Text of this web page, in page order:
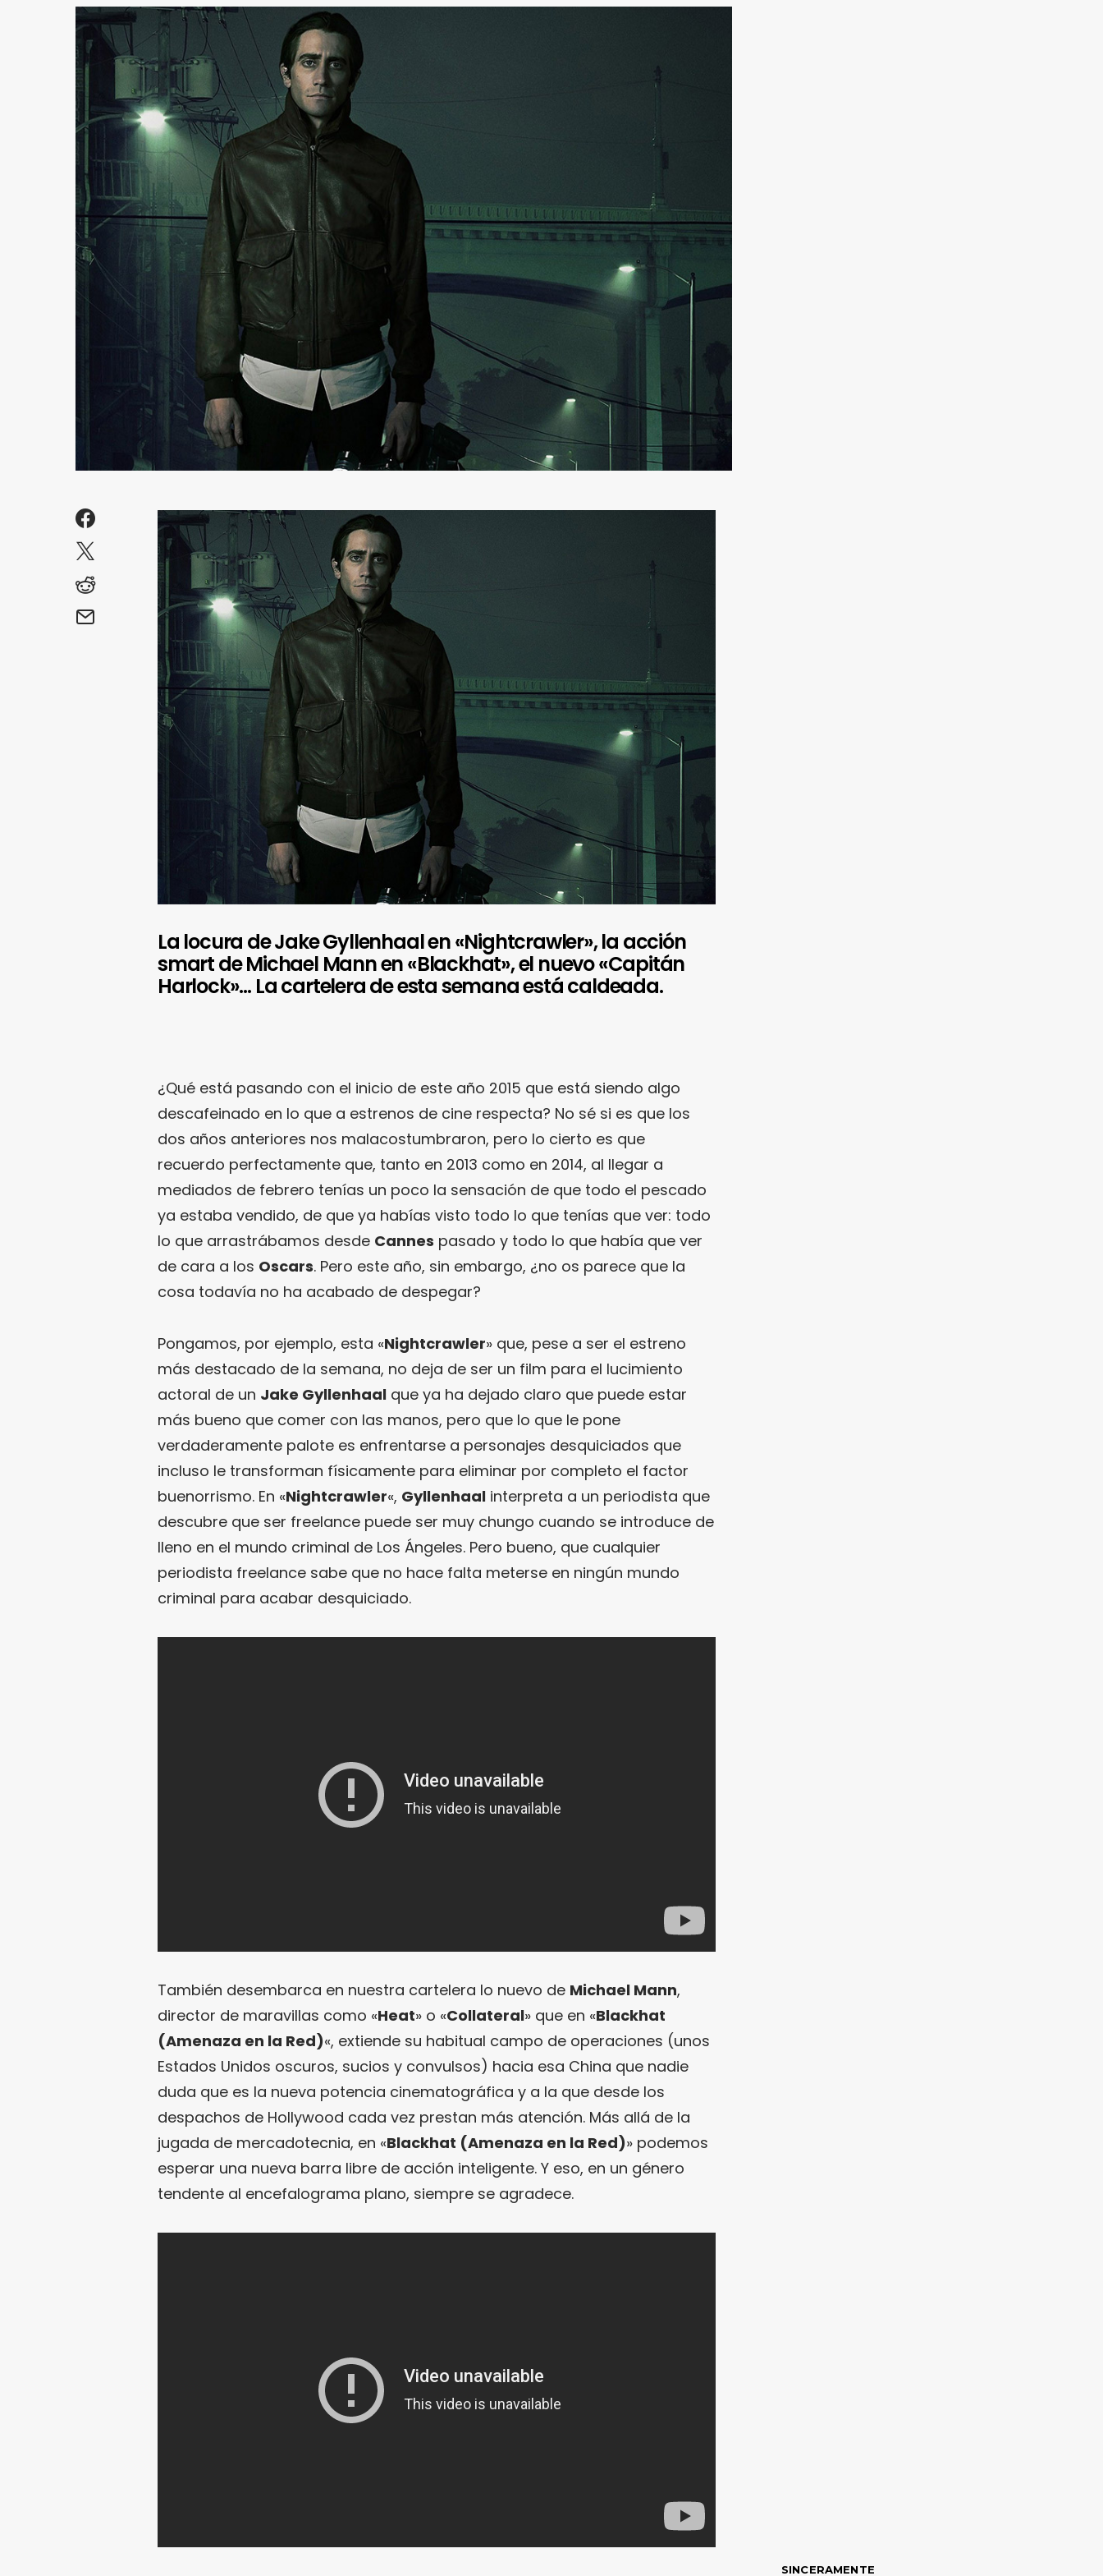
La locura de Jake Gyllenhaal en «Nightcrawler», la acción
smart de Michael Mann en «Blackhat», el nuevo «Capitán
Harlock»… La cartelera de esta semana está caldeada.
¿Qué está pasando con el inicio de este año 2015 que está siendo algo
descafeinado en lo que a estrenos de cine respecta? No sé si es que los
dos años anteriores nos malacostumbraron, pero lo cierto es que
recuerdo perfectamente que, tanto en 2013 como en 2014, al llegar a
mediados de febrero tenías un poco la sensación de que todo el pescado
ya estaba vendido, de que ya habías visto todo lo que tenías que ver: todo
lo que arrastrábamos desde Cannes pasado y todo lo que había que ver
de cara a los Oscars. Pero este año, sin embargo, ¿no os parece que la
cosa todavía no ha acabado de despegar?
Pongamos, por ejemplo, esta «Nightcrawler» que, pese a ser el estreno
más destacado de la semana, no deja de ser un film para el lucimiento
actoral de un Jake Gyllenhaal que ya ha dejado claro que puede estar
más bueno que comer con las manos, pero que lo que le pone
verdaderamente palote es enfrentarse a personajes desquiciados que
incluso le transforman físicamente para eliminar por completo el factor
buenorrismo. En «Nightcrawler«, Gyllenhaal interpreta a un periodista que
descubre que ser freelance puede ser muy chungo cuando se introduce de
lleno en el mundo criminal de Los Ángeles. Pero bueno, que cualquier
periodista freelance sabe que no hace falta meterse en ningún mundo
criminal para acabar desquiciado.
También desembarca en nuestra cartelera lo nuevo de Michael Mann,
director de maravillas como «Heat» o «Collateral» que en «Blackhat
(Amenaza en la Red)«, extiende su habitual campo de operaciones (unos
Estados Unidos oscuros, sucios y convulsos) hacia esa China que nadie
duda que es la nueva potencia cinematográfica y a la que desde los
despachos de Hollywood cada vez prestan más atención. Más allá de la
jugada de mercadotecnia, en «Blackhat (Amenaza en la Red)» podemos
esperar una nueva barra libre de acción inteligente. Y eso, en un género
tendente al encefalograma plano, siempre se agradece.
SINCERAMENTE